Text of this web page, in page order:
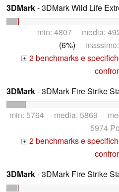
3DMark- 3DMark Wild Life
min: 4807 media:
(6%)
+ 2 benchmarks e
3DMark- 3DMark Fire Strike
min: 5764 media: 5869
5974
+ 2 benchmarks e
3DMark- 3DMark Fire Strike